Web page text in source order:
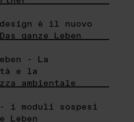
è il nuovo
ganze Leben
- La
e la
ambientale
- i moduli sospesi
Leben